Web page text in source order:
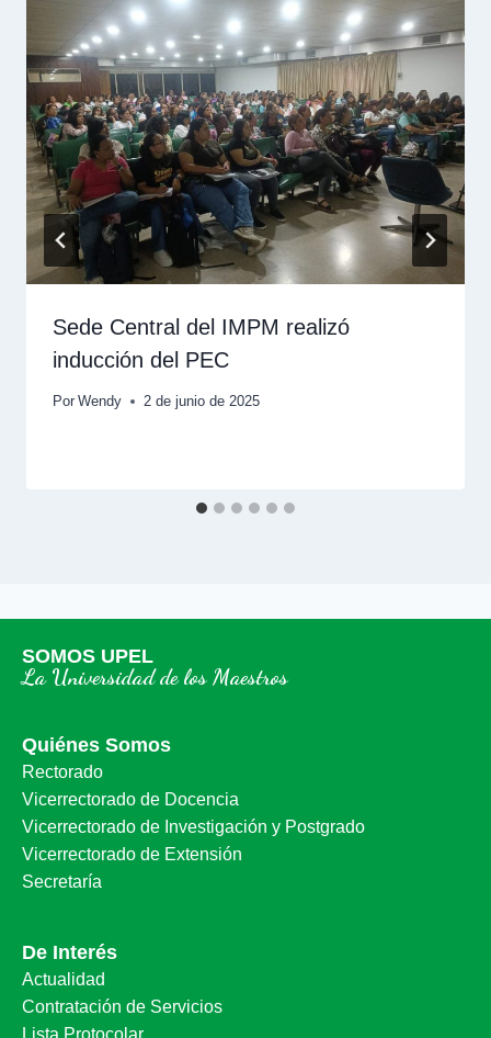
Sede Central del IMPM realizó
inducción del PEC
Por Wendy 2 de junio de 2025
SOMOS UPEL
La Universidad de los Maestros
Quiénes Somos
Rectorado
Vicerrectorado de Docencia
Vicerrectorado de Investigación y Postgrado
Vicerrectorado de Extensión
Secretaría
De Interés
Actualidad
Contratación de Servicios
Lista Protocolar